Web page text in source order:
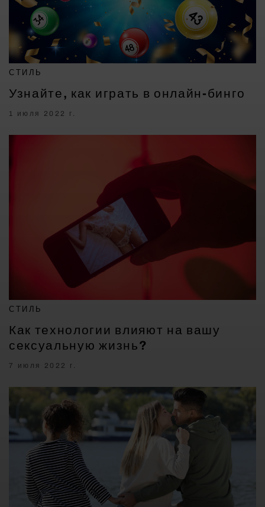
СТИЛЬ
Узнайте, как играть в онлайн-бинго
1 июля 2022 г.
СТИЛЬ
Как технологии влияют на вашу
сексуальную жизнь?
7 июля 2022 г.